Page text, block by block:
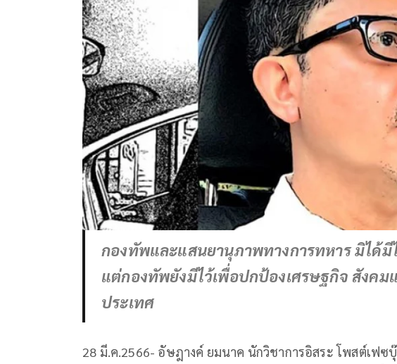
กองทัพและแสนยานุภาพทางการทหาร มิได้มี
แต่กองทัพยังมีไว้เพื่อปกป้องเศรษฐกิจ สังคม
ประเทศ
28 มี.ค.2566- อัษฎางค์ ยมนาค นักวิชาการอิสระ โพสต์เฟซ